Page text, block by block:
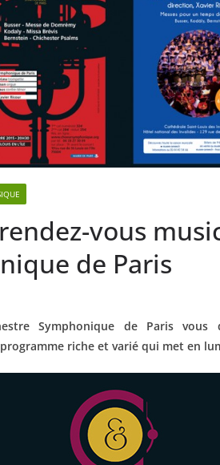
vous
de Paris
Symphonique de Paris vous
riche et varié qui met en